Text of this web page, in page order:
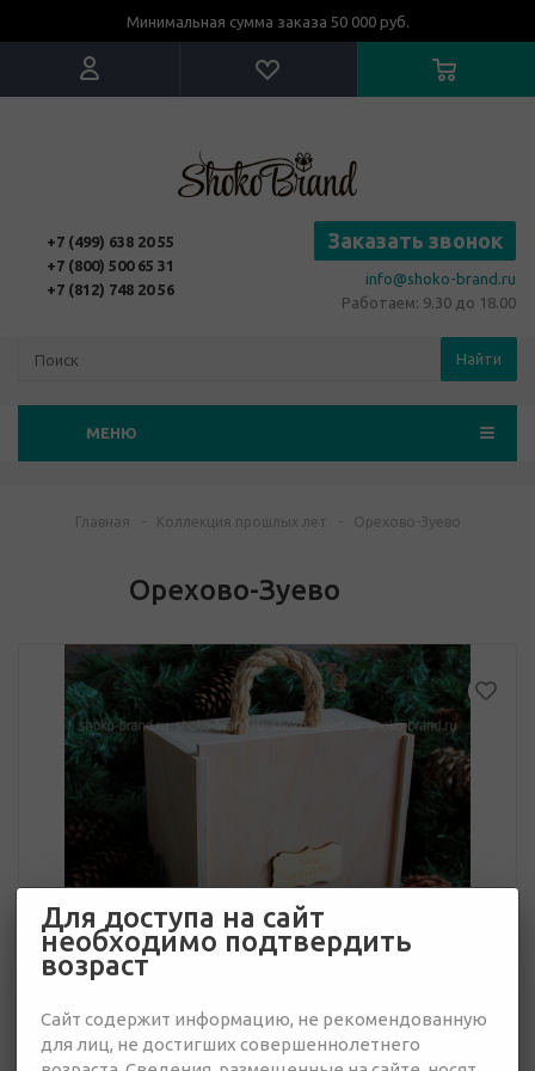
Минимальная сумма заказа 50 000 руб.
+7 (499) 638 20 55
+7 (800) 500 65 31
+7 (812) 748 20 56
Заказать звонок
info@shoko-brand.ru
Работаем: 9.30 до 18.00
Найти
МЕНЮ
Главная - Коллекция прошлых лет - Орехово-Зуево
Орехово-Зуево
Для доступа на сайт
необходимо подтвердить
возраст
Сайт содержит информацию, не рекомендованную
для лиц, не достигших совершеннолетнего